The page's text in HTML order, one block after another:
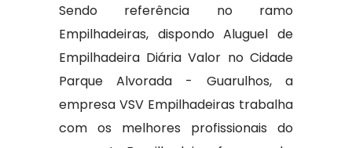
Sendo referência no ramo
Empilhadeiras, dispondo Aluguel de
Empilhadeira Diária Valor no Cidade
Parque Alvorada - Guarulhos, a
empresa VSV Empilhadeiras trabalha
com os melhores profissionais do